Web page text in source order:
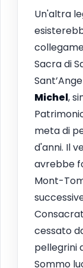
Un'altra
Sacra di
Michel,
meta di
d'anni. Il
avrebbe
Mont-
cessato
pellegrini
Sommo